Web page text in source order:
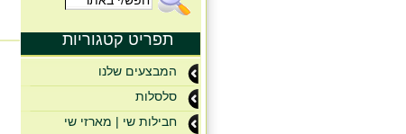
תפריט קטגוריות
המבצעים שלנו
סלסלות
חבילות שי | מארזי שי